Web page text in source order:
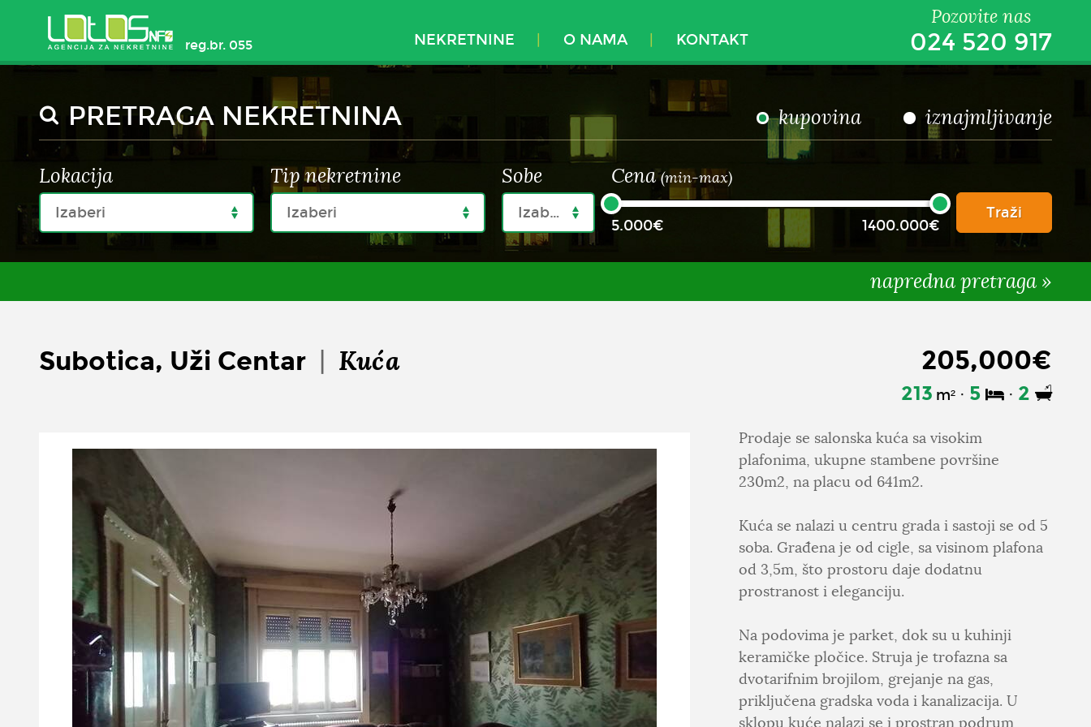
reg.br. 055
Pozovite nas
024 520 917
NEKRETNINE O NAMA KONTAKT
PRETRAGA NEKRETNINA kupovina iznajmljivanje
Lokacija
Izaberi
Tip nekretnine
Izaberi
Sobe
Izaberi
Cena(min-max)
5.000€ 1400.000€
Traži
napredna pretraga »
Subotica, Uži Centar Kuća 205,000€
213 m² 5 2
Prodaje se salonska kuća sa visokim
plafonima, ukupne stambene površine
230m2, na placu od 641m2.
Kuća se nalazi u centru grada i sastoji se od 5
soba. Građena je od cigle, sa visinom plafona
od 3,5m, što prostoru daje dodatnu
prostranost i eleganciju.
Na podovima je parket, dok su u kuhinji
keramičke pločice. Struja je trofazna sa
dvotarifnim brojilom, grejanje na gas,
priključena gradska voda i kanalizacija. U
sklopu kuće nalazi se i prostran podrum